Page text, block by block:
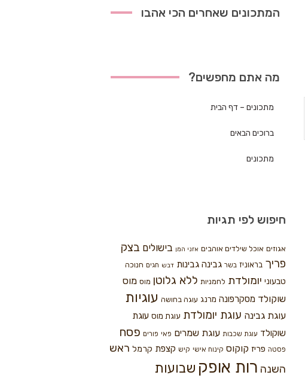
המתכונים שאחרים הכי אהבו
מה אתם מחפשים?
מתכונים – דף הבית
ברוכים הבאים
מתכונים
חיפוש לפי תגיות
אגוזים אוכל שילדים אוהבים אזני המן בישולים בצק
פריך בראוניז בשר גבינה גבינות דבש חגים חנוכה
טבעוני יומולדת לחמניות ללא גלוטן מוס מוס
שוקולד מסקרפונה מרנג עוגה בחושה עוגיות
עוגת גבינה עוגת יומולדת עוגת מוס עוגת
שוקולד עוגת שכבות עוגת שמרים פאי פורים פסח
פסטה פריז קוקוס קינוח אישי קיש קצפת קרמל ראש
השנה רות אופק שבועות